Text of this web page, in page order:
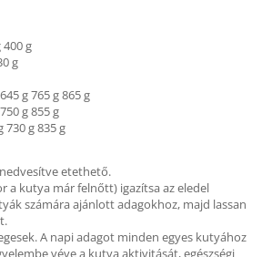
400 g
g
g 765 g 865 g
g 855 g
730 g 835 g
etethető.
a kutya már felnőtt) igazítsa az eledel
számára ajánlott adagokhoz, majd lassan
A napi adagot minden egyes kutyához
véve a kutya aktivitását, egészségi